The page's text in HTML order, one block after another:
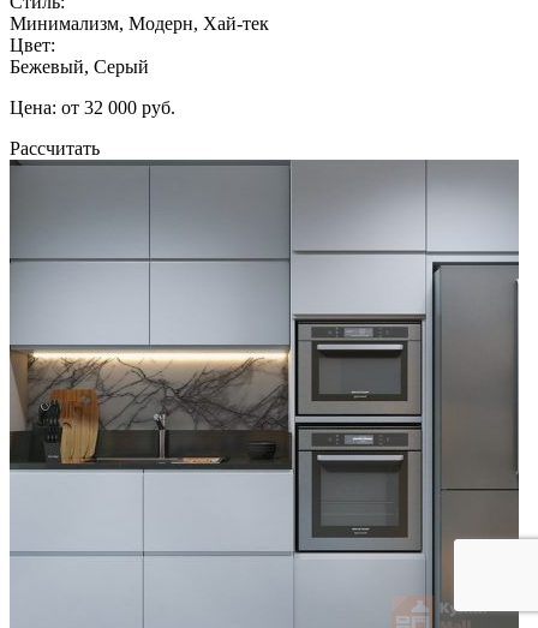
Минимализм, Модерн, Хай-тек
Цвет:
Бежевый, Серый
Цена: от 32 000 руб.
Рассчитать